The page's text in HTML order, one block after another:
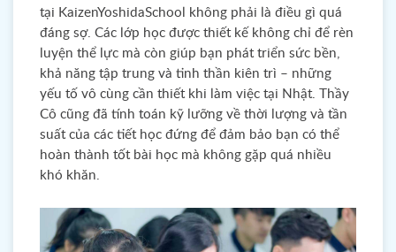
tại KaizenYoshidaSchool không phải là điều gì quá
đáng sợ. Các lớp học được thiết kế không chỉ để rèn
luyện thể lực mà còn giúp bạn phát triển sức bền,
khả năng tập trung và tinh thần kiên trì – những
yếu tố vô cùng cần thiết khi làm việc tại Nhật. Thầy
Cô cũng đã tính toán kỹ lưỡng về thời lượng và tần
suất của các tiết học đứng để đảm bảo bạn có thể
hoàn thành tốt bài học mà không gặp quá nhiều
khó khăn.